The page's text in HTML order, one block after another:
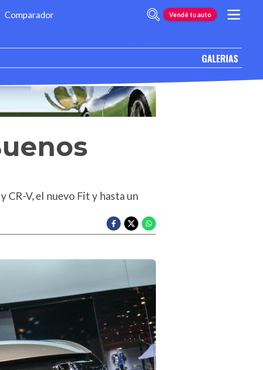
Comparador Vendé tu auto
GALERIAS
CR-V, el nuevo Fit y hasta un